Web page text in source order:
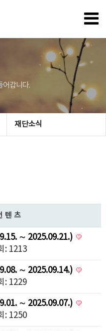
어갑니다.
재단소식
텐츠
∼ 2025.09.21.)
: 1213
∼ 2025.09.14.)
: 1229
∼ 2025.09.07.)
: 1250